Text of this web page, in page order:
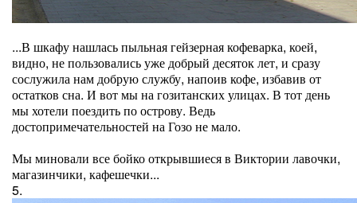
...В шкафу нашлась пыльная гейзерная кофеварка, коей,
видно, не пользовались уже добрый десяток лет, и сразу
сослужила нам добрую службу, напоив кофе, избавив от
остатков сна. И вот мы на гозитанских улицах. В тот день
мы хотели поездить по острову. Ведь
достопримечательностей на Гозо не мало.
Мы миновали все бойко открывшиеся в Виктории лавочки,
магазинчики, кафешечки...
5.